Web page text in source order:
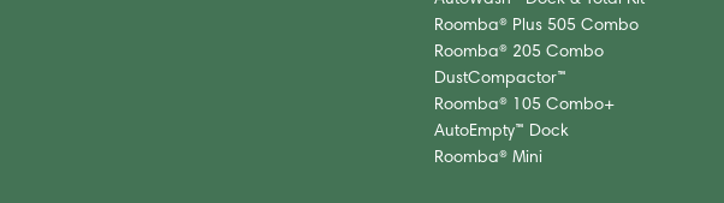
Roomba® Plus 505 Combo
Roomba® 205 Combo
DustCompactor™
Roomba® 105 Combo+
AutoEmpty™ Dock
Roomba® Mini